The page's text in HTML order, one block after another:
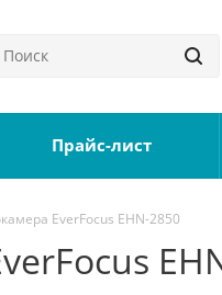
Прайс-лист
EverFocus EHN-2850